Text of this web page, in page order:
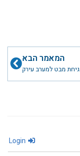
המאמר הבא
גיחת מבט למערב עירק
הבא